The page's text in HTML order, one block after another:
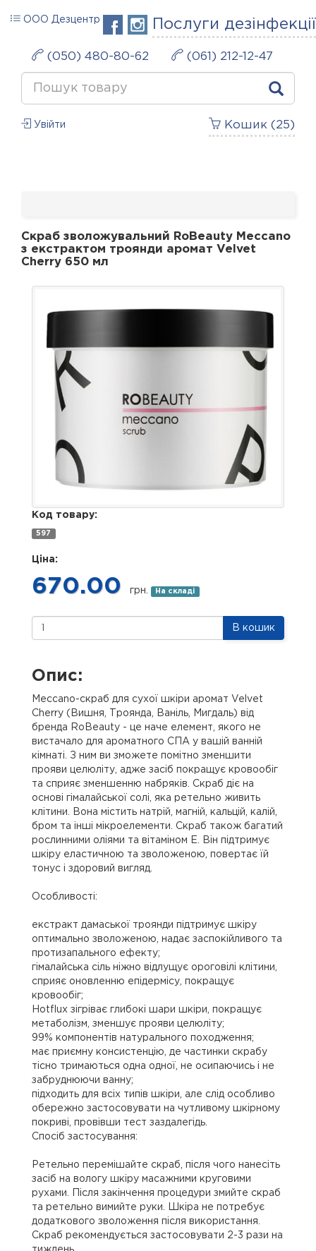
Послуги дезінфекції
ООО Дезцентр
(050) 480-80-62 (061) 212-12-47
Кошик ( 25 )
Увійти
Скраб зволожувальний RoBeauty Meccano
з екстрактом троянди аромат Velvet
Cherry 650 мл
Код товару:
597
Ціна:
670.00 грн. На складі
В кошик
Опис:
Meccano-скраб для сухої шкіри аромат Velvet
Cherry (Вишня, Троянда, Ваніль, Мигдаль) від
бренда RoBeauty - це наче елемент, якого не
вистачало для ароматного СПА у вашій ванній
кімнаті. З ним ви зможете помітно зменшити
прояви целюліту, адже засіб покращує кровообіг
та сприяє зменшенню набряків. Скраб діє на
основі гімалайської солі, яка ретельно живить
клітини. Вона містить натрій, магній, кальцій, калій,
бром та інші мікроелементи. Скраб також багатий
рослинними оліями та вітаміном Е. Він підтримує
шкіру еластичною та зволоженою, повертає їй
тонус і здоровий вигляд.
Особливості:
екстракт дамаської троянди підтримує шкіру
оптимально зволоженою, надає заспокійливого та
протизапального ефекту;
гімалайська сіль ніжно відлущує ороговілі клітини,
сприяє оновленню епідермісу, покращує
кровообіг;
Hotflux зігріває глибокі шари шкіри, покращує
метаболізм, зменшує прояви целюліту;
99% компонентів натурального походження;
має приємну консистенцію, де частинки скрабу
тісно тримаються одна одної, не осипаючись і не
забруднюючи ванну;
підходить для всіх типів шкіри, але слід особливо
обережно застосовувати на чутливому шкірному
покриві, провівши тест заздалегідь.
Спосіб застосування:
Ретельно перемішайте скраб, після чого нанесіть
засіб на вологу шкіру масажними круговими
рухами. Після закінчення процедури змийте скраб
та ретельно вимийте руки. Шкіра не потребує
додаткового зволоження після використання.
Скраб рекомендується застосовувати 2-3 рази на